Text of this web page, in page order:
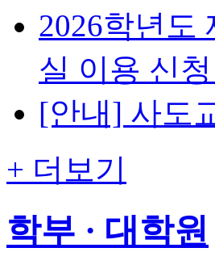
2026학년도
실 이용 신
[안내] 사도
+ 더보기
학부 · 대학원